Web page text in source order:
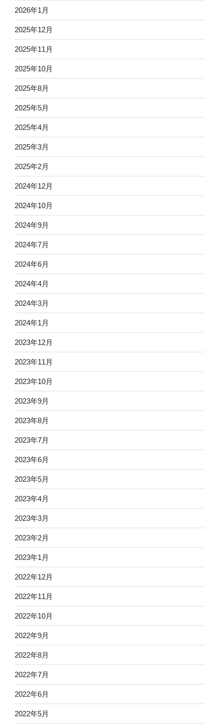
2026年1月
2025年12月
2025年11月
2025年10月
2025年8月
2025年5月
2025年4月
2025年3月
2025年2月
2024年12月
2024年10月
2024年9月
2024年7月
2024年6月
2024年4月
2024年3月
2024年1月
2023年12月
2023年11月
2023年10月
2023年9月
2023年8月
2023年7月
2023年6月
2023年5月
2023年4月
2023年3月
2023年2月
2023年1月
2022年12月
2022年11月
2022年10月
2022年9月
2022年8月
2022年7月
2022年6月
2022年5月